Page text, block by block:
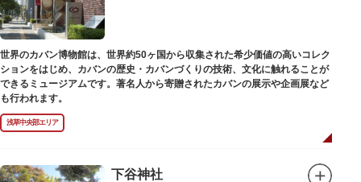
世界のカバン博物館は、世界約50ヶ国から収集された希少価値の高いコレク
ションをはじめ、カバンの歴史・カバンづくりの技術、文化に触れることが
できるミュージアムです。著名人から寄贈されたカバンの展示や企画展など
も行われます。
浅草中央部エリア
下谷神社